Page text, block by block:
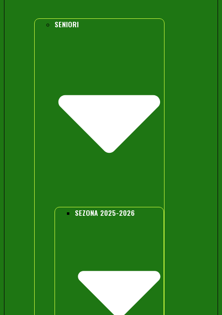
SENIORI
SEZONA 2025-2026